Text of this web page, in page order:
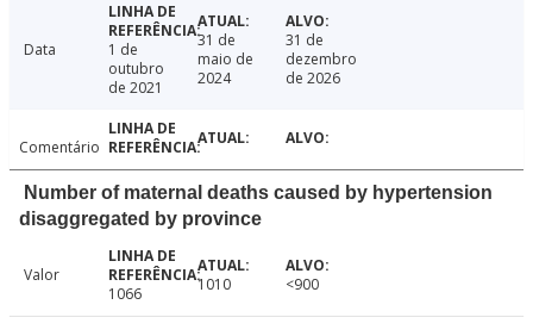
Data
1 de
outubro
de 2021
31 de
maio de
2024
31 de
dezembro
de 2026
Comentário
Number of maternal deaths caused by hypertension
disaggregated by province
Valor
1066
1010 <900